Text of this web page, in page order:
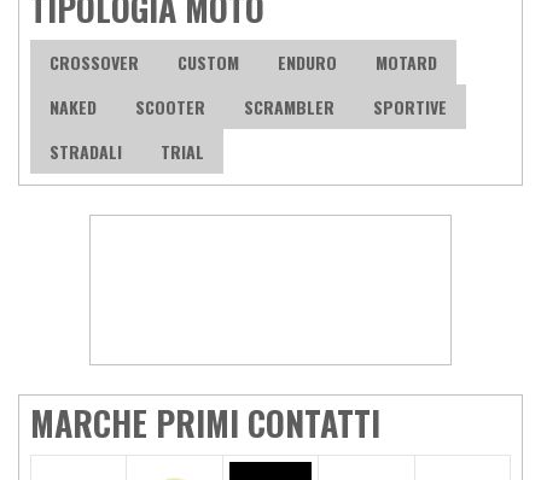
CROSSOVER CUSTOM ENDURO
MOTARD
NAKED
SCOOTER SCRAMBLER
SPORTIVE
STRADALI
TRIAL
MARCHE PRIMI CONTATTI